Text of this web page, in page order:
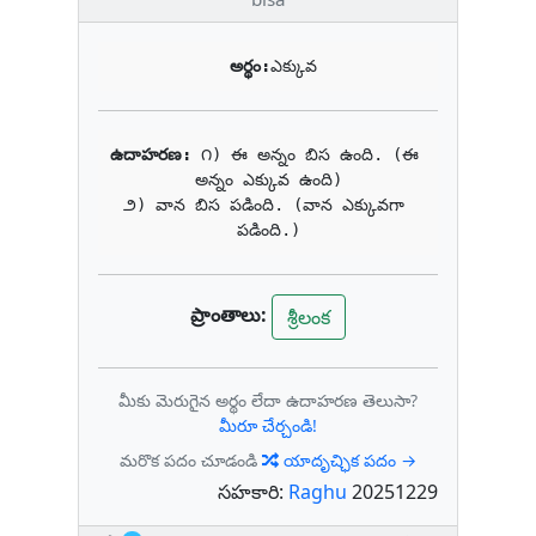
అర్థం:ఎక్కువ
ఉదాహరణ: ౧) ఈ అన్నం బిస ఉంది. (ఈ
అన్నం ఎక్కువ ఉంది)
౨) వాన బిస పడింది. (వాన ఎక్కువగా
పడింది.)
ప్రాంతాలు: శ్రీలంక
మీకు మెరుగైన అర్థం లేదా ఉదాహరణ తెలుసా?
మీరూ చేర్చండి!
మరొక పదం చూడండి
యాదృచ్ఛిక పదం →
సహకారి: Raghu 20251229